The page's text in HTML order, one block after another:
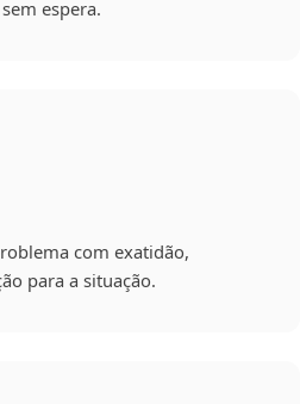
espera.
com exatidão,
para a situação.